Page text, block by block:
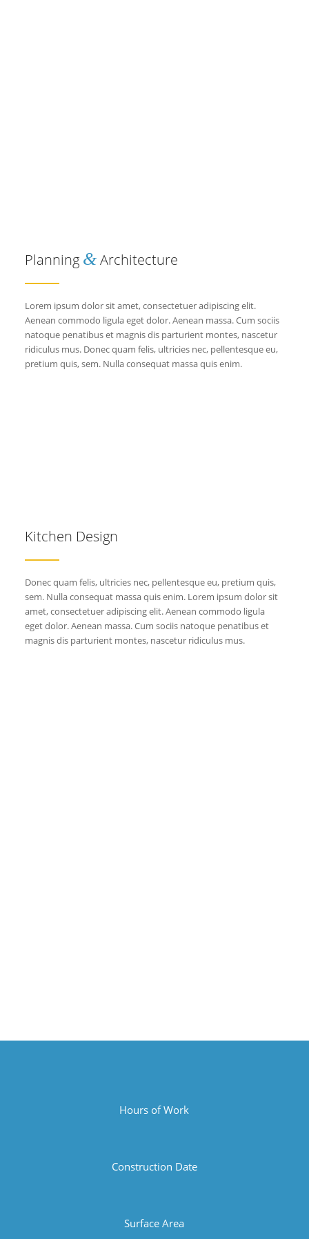
Planning &Architecture
Lorem ipsum dolor sit amet, consectetuer adipiscing elit.
Aenean commodo ligula eget dolor. Aenean massa. Cum sociis
natoque penatibus et magnis dis parturient montes, nascetur
ridiculus mus. Donec quam felis, ultricies nec, pellentesque eu,
pretium quis, sem. Nulla consequat massa quis enim.
Kitchen Design
Donec quam felis, ultricies nec, pellentesque eu, pretium quis,
sem. Nulla consequat massa quis enim. Lorem ipsum dolor sit
amet, consectetuer adipiscing elit. Aenean commodo ligula
eget dolor. Aenean massa. Cum sociis natoque penatibus et
magnis dis parturient montes, nascetur ridiculus mus.
Hours of Work
Construction Date
Surface Area